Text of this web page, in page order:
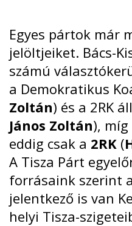
Egyes pártok már
jelöltjeiket. Bács-
számú
a Demokratikus
Zoltán) és a 2RK
János Zoltán),
eddig csak a 2RK (
A Tisza Párt
forrásaink szerint
jelentkező is van
helyi Tisza-